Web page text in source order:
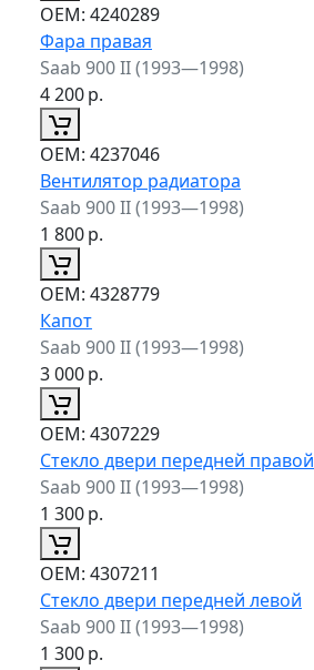
ОЕМ: 4240289
Фара правая
Saab 900 II (1993—1998)
4 200р.
ОЕМ: 4237046
Вентилятор радиатора
Saab 900 II (1993—1998)
1 800р.
ОЕМ: 4328779
Капот
Saab 900 II (1993—1998)
3 000р.
ОЕМ: 4307229
Стекло двери передней правой
Saab 900 II (1993—1998)
1 300р.
ОЕМ: 4307211
Стекло двери передней левой
Saab 900 II (1993—1998)
1 300р.